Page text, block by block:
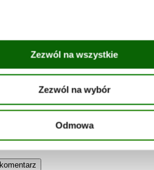
Zezwól na wszystkie
Zezwól na wybór
Odmowa